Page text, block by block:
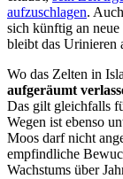
aufzuschlagen.
sich künftig an
bleibt das Urinieren
Wo das Zelten in
aufgeräumt
Das gilt gleichfalls
Wegen ist ebenso
Moos darf nicht
empfindliche
Wachstums über